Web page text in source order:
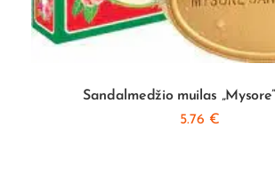
Sandalmedžio muilas
5.76 €